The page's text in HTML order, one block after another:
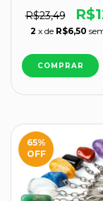
R$23,49
2 x de R$6,50
65%
OFF